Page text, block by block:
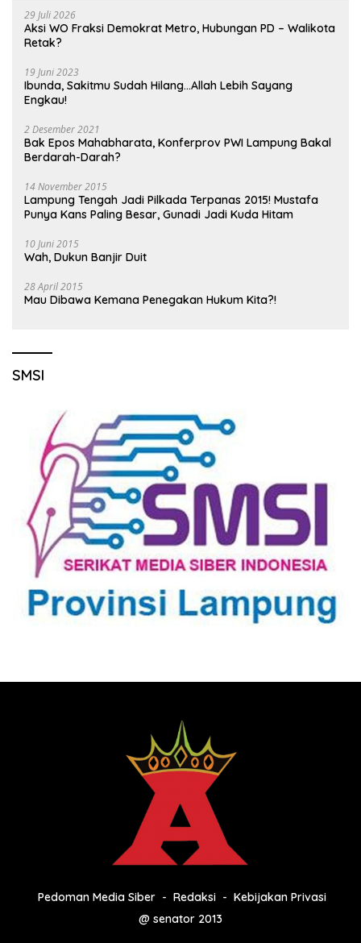
29 Juli 2026
Aksi WO Fraksi Demokrat Metro, Hubungan PD – Walikota
Retak?
19 Juni 2023
Ibunda, Sakitmu Sudah Hilang…Allah Lebih Sayang
Engkau!
2 Desember 2021
Bak Epos Mahabharata, Konferprov PWI Lampung Bakal
Berdarah-Darah?
14 November 2015
Lampung Tengah Jadi Pilkada Terpanas 2015! Mustafa
Punya Kans Paling Besar, Gunadi Jadi Kuda Hitam
10 Juni 2015
Wah, Dukun Banjir Duit
28 April 2015
Mau Dibawa Kemana Penegakan Hukum Kita?!
SMSI
Pedoman Media Siber Redaksi
Kebijakan Privasi
@ senator 2013